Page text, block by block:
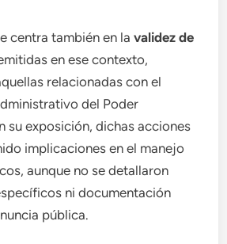
centra también en lavalidez de
en ese contexto,
relacionadas con el
del Poder
su exposición, dichas acciones
implicaciones en el manejo
aunque no se detallaron
ni documentación
pública.